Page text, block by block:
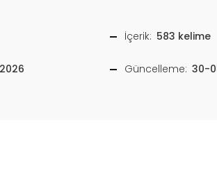
İçerik: 583 kelime
Güncelleme: 30-